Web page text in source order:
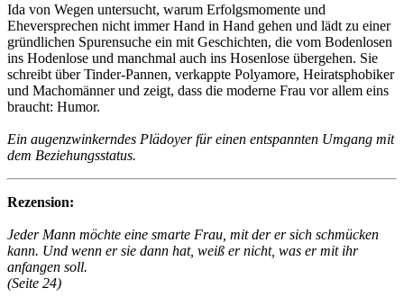
Ida von Wegen untersucht, warum Erfolgsmomente und
Eheversprechen nicht immer Hand in Hand gehen und lädt zu einer
gründlichen Spurensuche ein mit Geschichten, die vom Bodenlosen
ins Hodenlose und manchmal auch ins Hosenlose übergehen. Sie
schreibt über Tinder-Pannen, verkappte Polyamore, Heiratsphobiker
und Machomänner und zeigt, dass die moderne Frau vor allem eins
braucht: Humor.
Ein augenzwinkerndes Plädoyer für einen entspannten Umgang mit
dem Beziehungsstatus.
Rezension:
Jeder Mann möchte eine smarte Frau, mit der er sich schmücken
kann. Und wenn er sie dann hat, weiß er nicht, was er mit ihr
anfangen soll.
(Seite 24)